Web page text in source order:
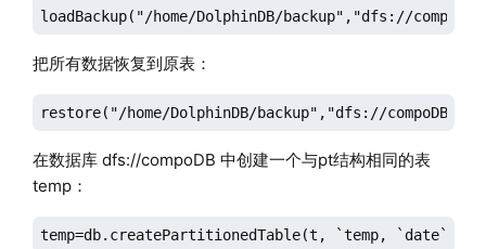
loadBackup("/home/DolphinDB/backup","dfs://
把所有数据恢复到原表：
restore("/home/DolphinDB/backup","dfs://
在数据库 dfs://compoDB 中创建一个与pt结构相同的表
temp：
temp=db.createPartitionedTable(t, `temp, `date`ID);